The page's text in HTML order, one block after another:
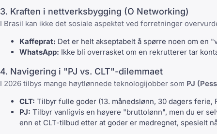
3. Kraften i nettverksbygging (O Networking)
I Brasil kan ikke det sosiale aspektet ved forretninger
Kaffeprat: Det er helt akseptabelt å spørre noen om
WhatsApp: Ikke bli overrasket om en rekrutterer tar
4. Navigering i "PJ vs. CLT"-dilemmaet
I 2026 tilbys mange høytlønnede teknologijobber som PJ
CLT: Tilbyr fulle goder (13. månedslønn, 30 dagers ferie,
PJ: Tilbyr vanligvis en høyere "bruttolønn", men du er
enn et CLT-tilbud etter at goder er medregnet, spesielt